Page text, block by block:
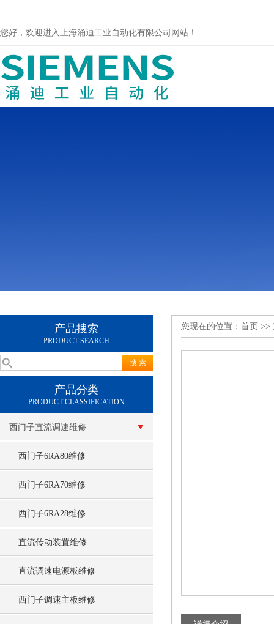
您好，欢迎进入上海涌迪工业自动化有限公司网站！
产品搜索
PRODUCT SEARCH
产品分类
PRODUCT CLASSIFICATION
西门子直流调速维修
西门子6RA80维修
西门子6RA70维修
西门子6RA28维修
直流传动装置维修
直流调速电源板维修
西门子调速主板维修
您现在的位置： 首页 >>